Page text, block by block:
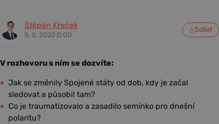
Štěpán Křeček
5. 5. 2022 0:00
Sdílet
V rozhovoru s ním se dozvíte:
Jak se změnily Spojené státy od dob, kdy je začal
sledovat a působil tam?
Co je traumatizovalo a zasadilo semínko pro dnešní
polaritu?